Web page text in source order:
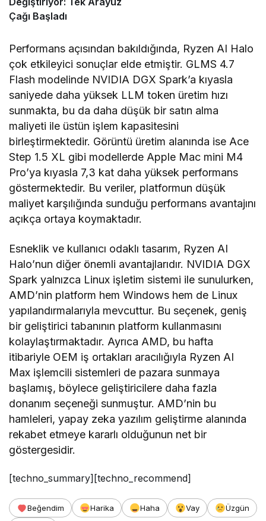
Çağı Başladı
Performans açısından bakıldığında, Ryzen AI Halo
çok etkileyici sonuçlar elde etmiştir. GLMS 4.7
Flash modelinde NVIDIA DGX Spark’a kıyasla
saniyede daha yüksek LLM token üretim hızı
sunmakta, bu da daha düşük bir satın alma
maliyeti ile üstün işlem kapasitesini
birleştirmektedir. Görüntü üretim alanında ise Ace
Step 1.5 XL gibi modellerde Apple Mac mini M4
Pro’ya kıyasla 7,3 kat daha yüksek performans
göstermektedir. Bu veriler, platformun düşük
maliyet karşılığında sunduğu performans avantajını
açıkça ortaya koymaktadır.
Esneklik ve kullanıcı odaklı tasarım, Ryzen AI
Halo’nun diğer önemli avantajlarıdır. NVIDIA DGX
Spark yalnızca Linux işletim sistemi ile sunulurken,
AMD’nin platform hem Windows hem de Linux
yapılandırmalarıyla mevcuttur. Bu seçenek, geniş
bir geliştirici tabanının platform kullanmasını
kolaylaştırmaktadır. Ayrıca AMD, bu hafta
itibariyle OEM iş ortakları aracılığıyla Ryzen AI
Max işlemcili sistemleri de pazara sunmaya
başlamış, böylece geliştiricilere daha fazla
donanım seçeneği sunmuştur. AMD’nin bu
hamleleri, yapay zeka yazılım geliştirme alanında
rekabet etmeye kararlı olduğunun net bir
göstergesidir.
[techno_summary][techno_recommend]
Beğendim Harika Haha Vay
Üzgün